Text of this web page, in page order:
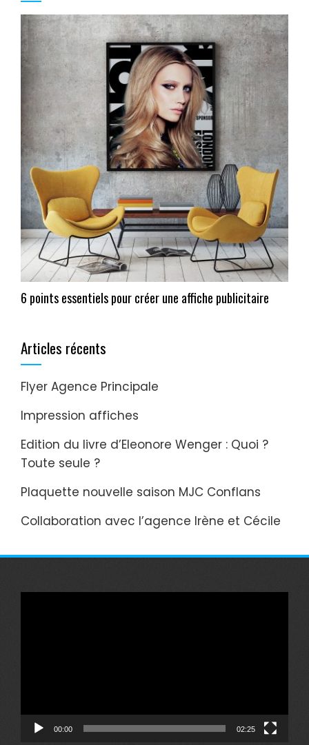
6 points essentiels pour créer une affiche publicitaire
Articles récents
Flyer Agence Principale
Impression affiches
Edition du livre d’Eleonore Wenger : Quoi ?
Toute seule ?
Plaquette nouvelle saison MJC Conflans
Collaboration avec l’agence Irène et Cécile
00:00 02:25